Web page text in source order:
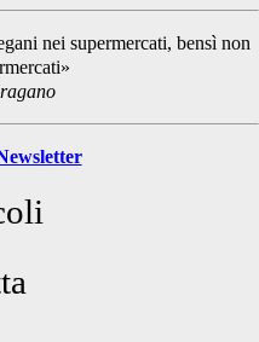
nei supermercati, bensì non